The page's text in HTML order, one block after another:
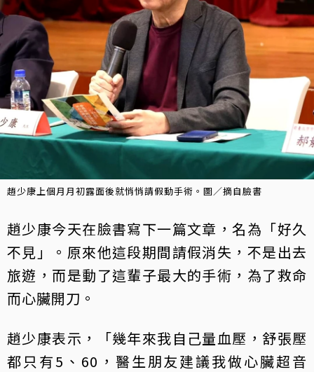
趙少康上個月月初露面後就悄悄請假動手術。圖／摘自臉書
趙少康今天在臉書寫下一篇文章，名為「好久
不見」。原來他這段期間請假消失，不是出去
旅遊，而是動了這輩子最大的手術，為了救命
而心臟開刀。
趙少康表示，「幾年來我自己量血壓，舒張壓
都只有5、60，醫生朋友建議我做心臟超音